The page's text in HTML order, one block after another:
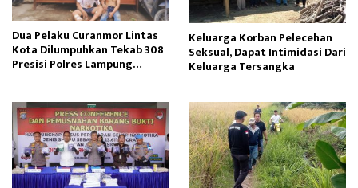
Dua Pelaku Curanmor Lintas
Kota Dilumpuhkan Tekab 308
Presisi Polres Lampung
Keluarga Korban Pelecehan
Seksual, Dapat Intimidasi Dari
Keluarga Tersangka